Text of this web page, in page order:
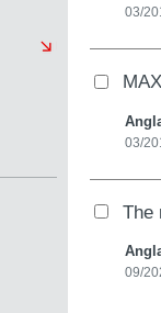
03/
03/
The
09/